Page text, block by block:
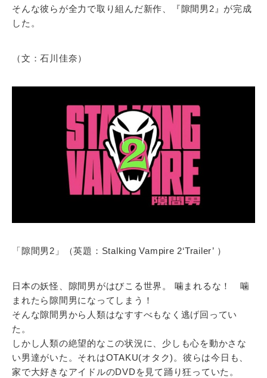
そんな彼らが全力で取り組んだ新作、『隙間男2』が完成
した。
（文：石川佳奈）
「隙間男2」（英題：Stalking Vampire 2‘Trailer’ ）
日本の妖怪、隙間男がはびこる世界。 噛まれるな！ 噛
まれたら隙間男になってしまう！
そんな隙間男から人類はなすすべもなく逃げ回ってい
た。
しかし人類の絶望的なこの状況に、少しも心を動かさな
い男達がいた。それはOTAKU(オタク)。彼らは今日も、
家で大好きなアイドルのDVDを見て踊り狂っていた。